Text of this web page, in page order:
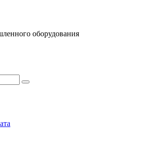
оборудования